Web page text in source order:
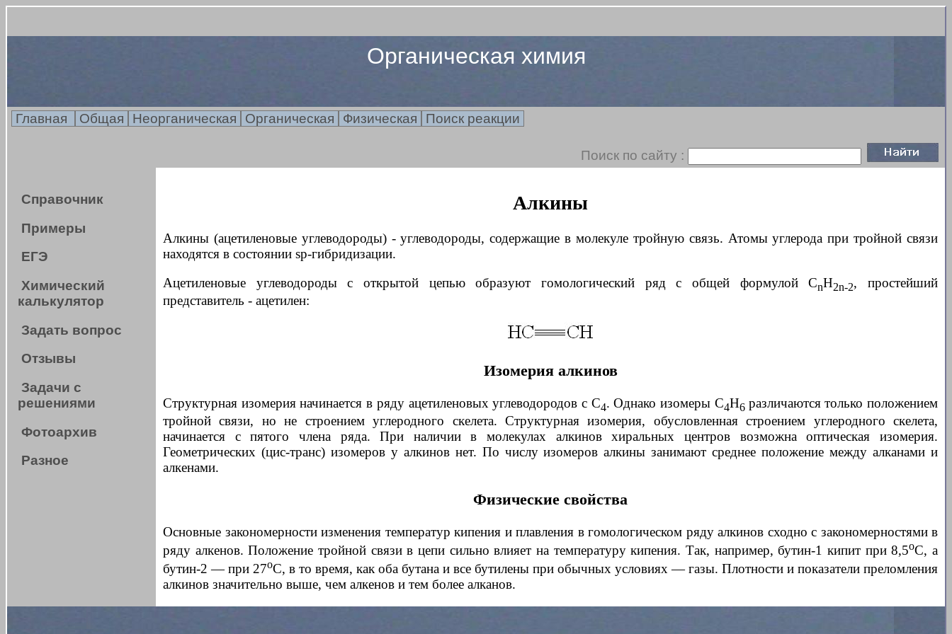
Органическая химия
Главная Общая Неорганическая Органическая Физическая Поиск реакции
Поиск по сайту :
Справочник
Примеры
ЕГЭ
Химический
калькулятор
Задать вопрос
Отзывы
Задачи с
решениями
Фотоархив
Разное
Алкины
Алкины (ацетиленовые углеводороды) - углеводороды, содержащие в молекуле тройную связь. Атомы углерода при тройной связи
находятся в состоянии sp-гибридизации.
Ацетиленовые углеводороды с открытой цепью образуют гомологический ряд с общей формулой CnH2n-2, простейший
представитель - ацетилен:
Изомерия алкинов
Структурная изомерия начинается в ряду ацетиленовых углеводородов с С4. Однако изомеры С4Н6 различаются только положением
тройной связи, но не строением углеродного скелета. Структурная изомерия, обусловленная строением углеродного скелета,
начинается с пятого члена ряда. При наличии в молекулах алкинов хиральных центров возможна оптическая изомерия.
Геометрических (цис-транс) изомеров у алкинов нет. По числу изомеров алкины занимают среднее положение между алканами и
алкенами.
Физические свойства
Основные закономерности изменения температур кипения и плавления в гомологическом ряду алкинов сходно с закономерностями в
ряду алкенов. Положение тройной связи в цепи сильно влияет на температуру кипения. Так, например, бутин-1 кипит при 8,5оС, а
бутин-2 — при 27оС, в то время, как оба бутана и все бутилены при обычных условиях — газы. Плотности и показатели преломления
алкинов значительно выше, чем алкенов и тем более алканов.